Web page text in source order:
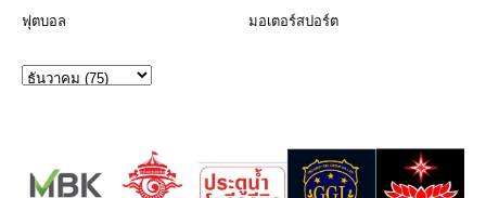
ฟุตบอล มอเตอร์สปอร์ต